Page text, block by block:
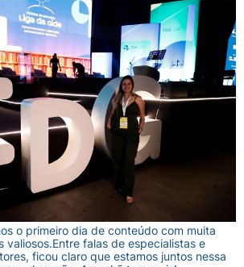
o primeiro dia de conteúdo com muita
valiosos.Entre falas de especialistas e
ficou claro que estamos juntos nessa